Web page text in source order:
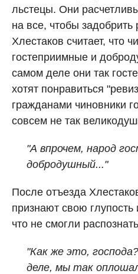
льстецы. Они
на все, чтобы
Хлестаков считает, что
гостеприимные и
самом деле они так
хотят понравиться
гражданами чиновники
совсем не так
"А впрочем, народ
добродушный..."
После отъезда
признают свою глупость
что не смогли
"Как же это,
деле, мы так